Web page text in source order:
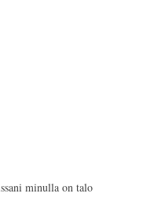
minulla on talo